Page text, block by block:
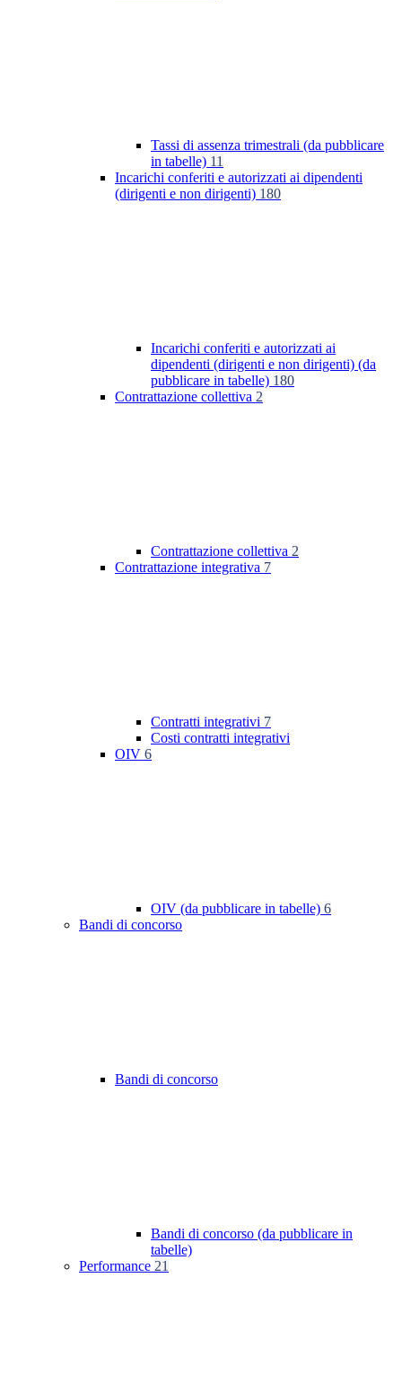
Tassi di assenza trimestrali (da pubblicare
in tabelle) 11
Incarichi conferiti e autorizzati ai dipendenti
(dirigenti e non dirigenti) 180
Incarichi conferiti e autorizzati ai
dipendenti (dirigenti e non dirigenti) (da
pubblicare in tabelle) 180
Contrattazione collettiva 2
Contrattazione collettiva 2
Contrattazione integrativa 7
Contratti integrativi 7
Costi contratti integrativi
OIV 6
OIV (da pubblicare in tabelle) 6
Bandi di concorso
Bandi di concorso
Bandi di concorso (da pubblicare in
tabelle)
Performance 21